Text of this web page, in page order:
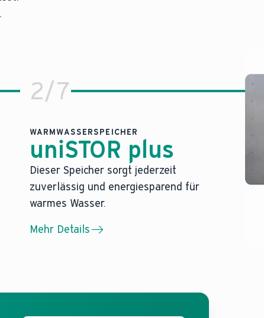
zu kühlen und mit warmem Wasser zu
2/7
WARMWASSERSPEICHER
uniSTOR plus
Dieser Speicher sorgt jederzeit
zuverlässig und energiesparend für
warmes Wasser.
Mehr Details
Optimale Warmwasserlösung für
Warmwasserspeicher uniSTOR plus
Unser uniSTOR plus sorgt jederzeit für